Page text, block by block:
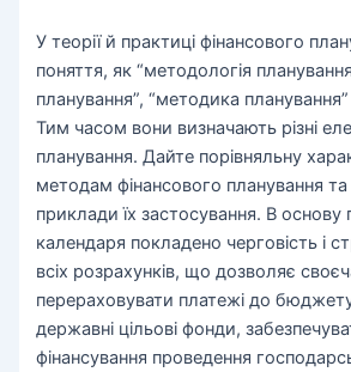
У теорії й практиці фінансового
поняття, як “методологія
планування”, “методика
Тим часом вони визначають різні
планування. Дайте порівняльну
методам фінансового планування та
приклади їх застосування. В основу
календаря покладено черговість і
всіх розрахунків, що дозволяє
перераховувати платежі до
державні цільові фонди,
фінансування проведення